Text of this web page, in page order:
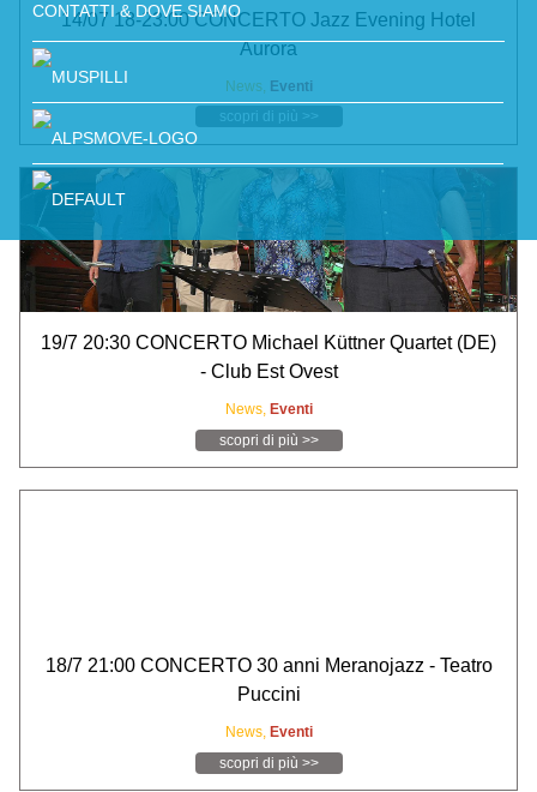
14/07 18-23:00 CONCERTO Jazz Evening Hotel
Aurora
News, Eventi
scopri di più >>
19/7 20:30 CONCERTO Michael Küttner Quartet (DE)
- Club Est Ovest
News, Eventi
scopri di più >>
18/7 21:00 CONCERTO 30 anni Meranojazz - Teatro
Puccini
News, Eventi
scopri di più >>
CONTATTI & DOVE SIAMO